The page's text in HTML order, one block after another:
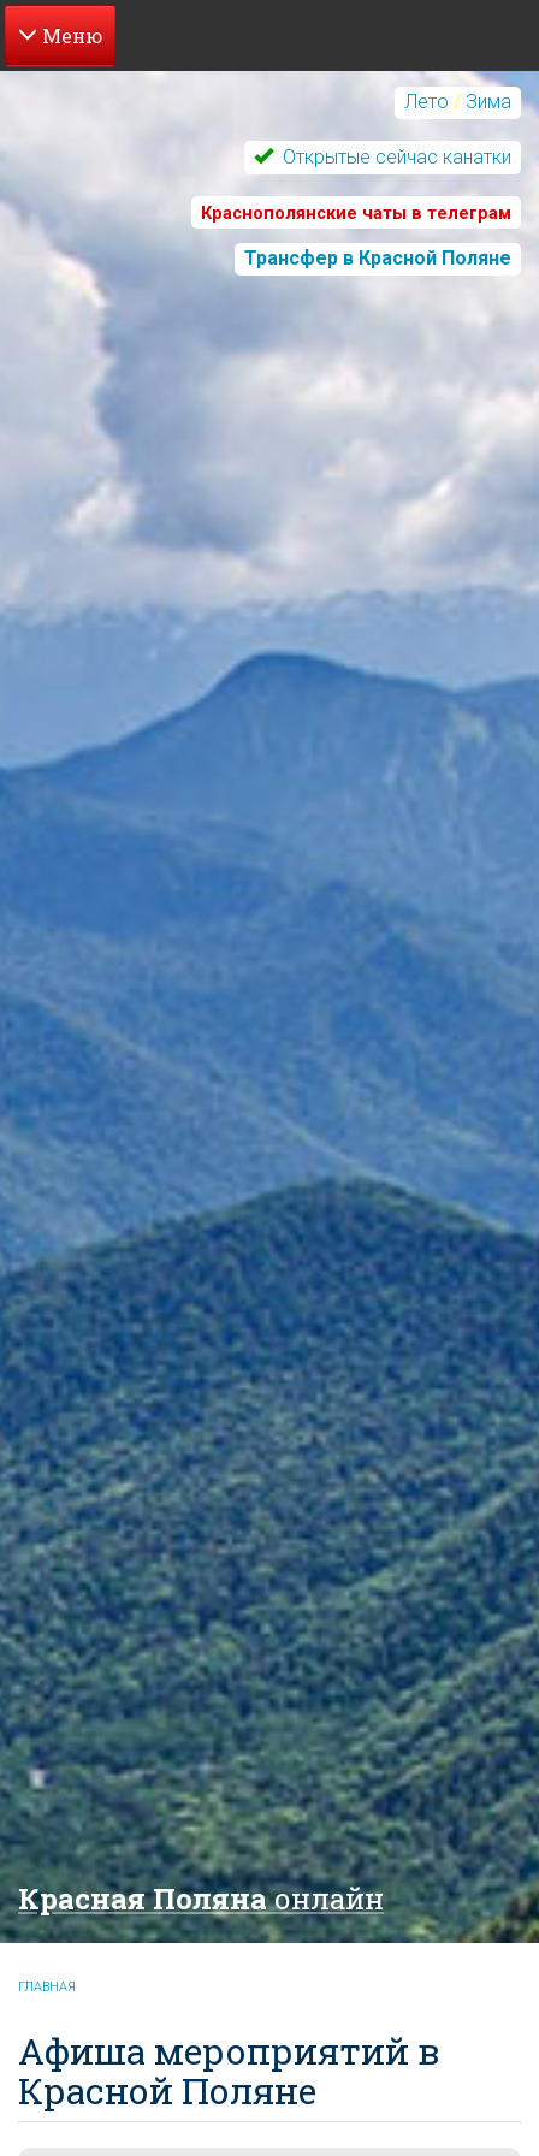
Перейти
содержанию
Лето / Зима
Открытые сейчас канатки
Краснополянские чаты в телеграм
Трансфер в Красной Поляне
Красная Полянаонлайн
ГЛАВНАЯ
Афиша мероприятий в
Красной Поляне